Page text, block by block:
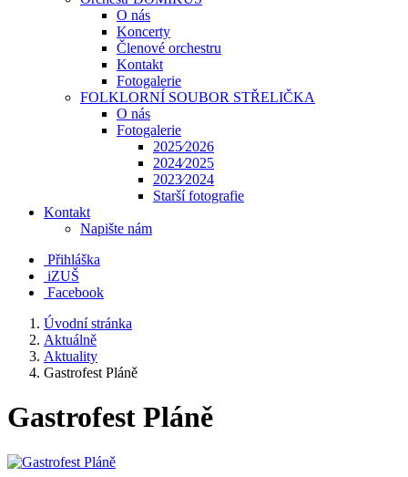
O nás
Koncerty
Členové orchestru
Kontakt
Fotogalerie
FOLKLORNÍ SOUBOR STŘELIČKA
O nás
Fotogalerie
2025⁄2026
2024⁄2025
2023⁄2024
Starší fotografie
Kontakt
Napište nám
Přihláška
iZUŠ
Facebook
Úvodní stránka
Aktuálně
Aktuality
Gastrofest Pláně
Gastrofest Pláně